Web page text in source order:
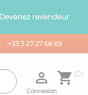
Devenez revendeur
+33 3 27 27 68 69

Connexion
shopping_cart (0)